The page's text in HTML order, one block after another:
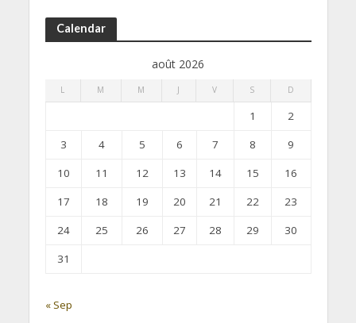
Calendar
août 2026
L M M J V S D
1
2
3
4 5 6 7 8
9
10
11 12 13 14 15
16
17
18 19 20 21 22
23
24
25 26 27 28 29
30
31
« Sep